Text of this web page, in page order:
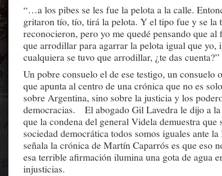
“…a los pibes se les fue la pelota a la calle.
gritaron tío, tío, tirá la pelota. Y el tipo fue y se la
reconocieron, pero yo me quedé pensando que
que arrodillar para agarrar la pelota igual que yo,
cualquiera se tuvo que arrodillar, ¿te das
Un pobre consuelo el de ese testigo, un consuelo
que apunta al centro de una crónica que no es
sobre Argentina, sino sobre la justicia y los
democracias. El abogado Gil Lavedra le dijo a
que la condena del general Videla demuestra
sociedad democrática todos somos iguales ante
señala la crónica de Martín Caparrós es que eso
esa terrible afirmación ilumina una gota de agua
injusticias.